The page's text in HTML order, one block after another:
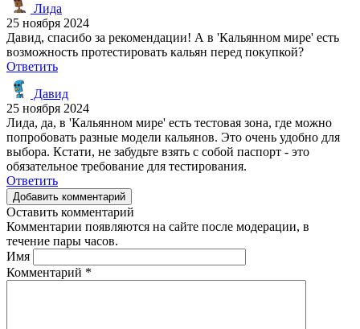
Лида
25 ноября 2024
Давид, спасибо за рекомендации! А в 'Кальянном мире' есть
возможность протестировать кальян перед покупкой?
Ответить
Давид
25 ноября 2024
Лида, да, в 'Кальянном мире' есть тестовая зона, где можно
попробовать разные модели кальянов. Это очень удобно для
выбора. Кстати, не забудьте взять с собой паспорт - это
обязательное требование для тестирования.
Ответить
Добавить комментарий
Оставить комментарий
Комментарии появляются на сайте после модерации, в
течение пары часов.
Имя
Комментарий *